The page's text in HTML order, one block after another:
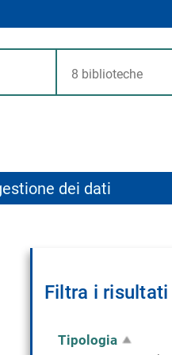
dei dati
Filtra i risultati
Tipologia